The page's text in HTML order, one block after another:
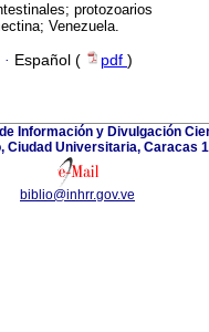
protozoarios
Venezuela.
· Español ( pdf )
Información y Divulgación
Ciudad Universitaria, Caracas
biblio@inhrr.gov.ve